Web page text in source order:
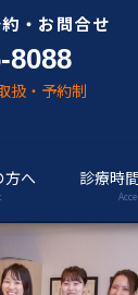
・お問合せ
8088
扱・予約制
方へ 診療時